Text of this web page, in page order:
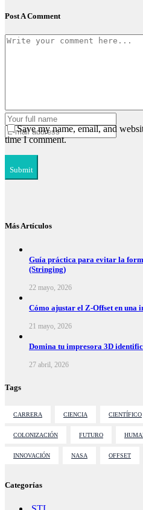
Post A Comment
Save my name, email, and
time I comment.
Más Artículos
Guía práctica para evitar la
(Stringing)
22 mayo, 2026
Cómo ajustar el Z-Offset en una
21 mayo, 2026
Domina tu impresora 3D
27 abril, 2026
Tags
CARRERA CIENCIA CIENTÍFICO
COLONIZACIÓN FUTURO
INNOVACIÓN NASA OFFSET
Categorías